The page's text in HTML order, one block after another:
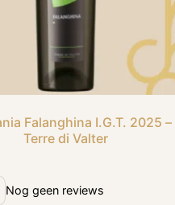
Falanghina I.G.T. 2025 –
Terre di Valter
Nog geen reviews